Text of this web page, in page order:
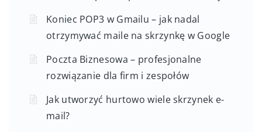
Koniec POP3 w Gmailu – jak nadal
otrzymywać maile na skrzynkę w Google
Poczta Biznesowa – profesjonalne
rozwiązanie dla firm i zespołów
Jak utworzyć hurtowo wiele skrzynek e-
mail?